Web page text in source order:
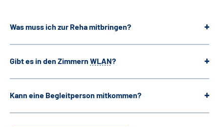
Was muss ich zur Reha mitbringen?
Gibt es in den Zimmern WLAN?
Kann eine Begleitperson mitkommen?